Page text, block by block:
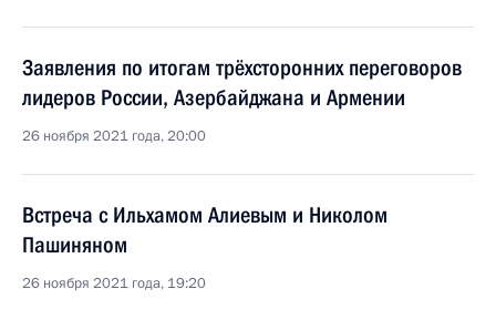
Заявления по итогам трёхсторонних переговоров
лидеров России, Азербайджана и Армении
26 ноября 2021 года, 20:00
Встреча с Ильхамом Алиевым и Николом
Пашиняном
26 ноября 2021 года, 19:20